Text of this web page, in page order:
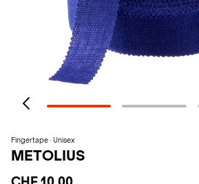
Fingertape · Unisex
METOLIUS